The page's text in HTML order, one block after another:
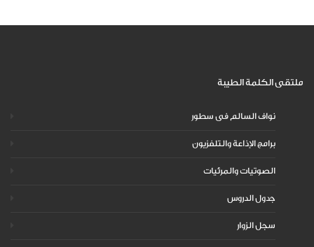
ملتقى الكلمة الطيبة
نواف السالم فى سطور
برامج الإذاعة والتلفزيون
الصوتيات والمرئيات
جدول الدروس
سجل الزوار